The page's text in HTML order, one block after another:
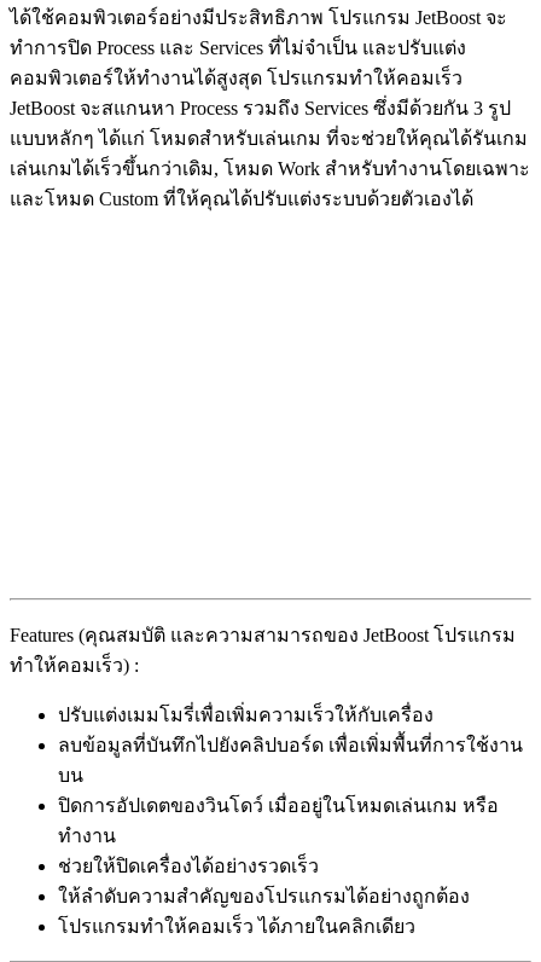
ได้ใช้คอมพิวเตอร์อย่างมีประสิทธิภาพ โปรแกรม JetBoost จะ
ทำการปิด Process และ Services ที่ไม่จำเป็น และปรับแต่ง
คอมพิวเตอร์ให้ทำงานได้สูงสุด โปรแกรมทำให้คอมเร็ว
JetBoost จะสแกนหา Process รวมถึง Services ซึ่งมีด้วยกัน 3 รูป
แบบหลักๆ ได้แก่ โหมดสำหรับเล่นเกม ที่จะช่วยให้คุณได้รันเกม
เล่นเกมได้เร็วขึ้นกว่าเดิม, โหมด Work สำหรับทำงานโดยเฉพาะ
และโหมด Custom ที่ให้คุณได้ปรับแต่งระบบด้วยตัวเองได้
Features (คุณสมบัติ และความสามารถของ JetBoost โปรแกรม
ทำให้คอมเร็ว) :
ปรับแต่งเมมโมรี่เพื่อเพิ่มความเร็วให้กับเครื่อง
ลบข้อมูลที่บันทึกไปยังคลิปบอร์ด เพื่อเพิ่มพื้นที่การใช้งาน
บน
ปิดการอัปเดตของวินโดว์ เมื่ออยู่ในโหมดเล่นเกม หรือ
ทำงาน
ช่วยให้ปิดเครื่องได้อย่างรวดเร็ว
ให้ลำดับความสำคัญของโปรแกรมได้อย่างถูกต้อง
โปรแกรมทำให้คอมเร็ว ได้ภายในคลิกเดียว